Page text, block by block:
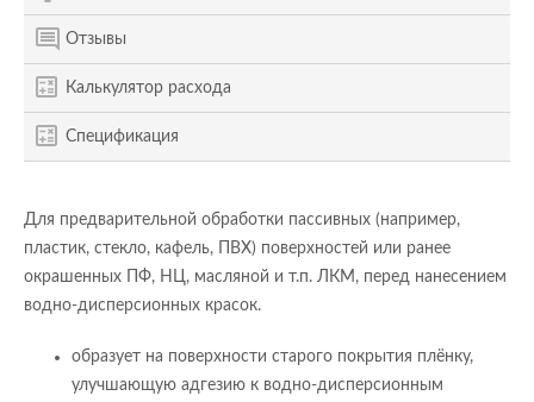
Отзывы
Калькулятор расхода
Спецификация
Для предварительной обработки пассивных (например,
пластик, стекло, кафель, ПВХ) поверхностей или ранее
окрашенных ПФ, НЦ, масляной и т.п. ЛКМ, перед нанесением
водно-дисперсионных красок.
образует на поверхности старого покрытия плёнку,
улучшающую адгезию к водно-дисперсионным